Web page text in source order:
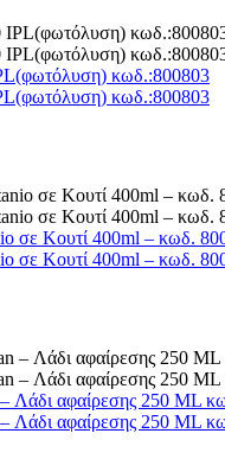
κωδ.:800803
κωδ.:800803
σε Κουτί 400ml – κωδ.
σε Κουτί 400ml – κωδ.
Λάδι αφαίρεσης 250 ML
Λάδι αφαίρεσης 250 ML